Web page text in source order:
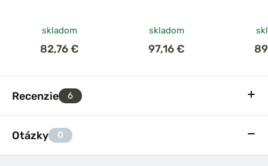
skladom
82,76 €
skladom
97,16 €
Recenzie 6
Otázky 0